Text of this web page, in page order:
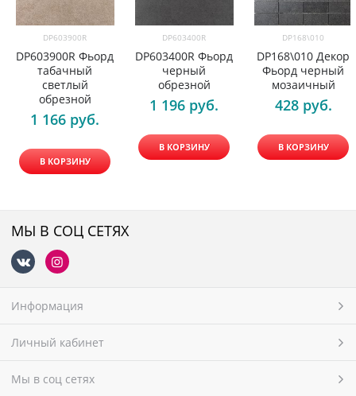
DP603900R
DP603900R Фьорд
табачный
светлый
обрезной
1 166 руб.
В КОРЗИНУ
DP603400R
DP603400R Фьорд
черный
обрезной
1 196 руб.
В КОРЗИНУ
DP168\010
DP168\010 Декор
Фьорд черный
мозаичный
428 руб.
В КОРЗИНУ
МЫ В СОЦ СЕТЯХ
Информация
Личный кабинет
Мы в соц сетях